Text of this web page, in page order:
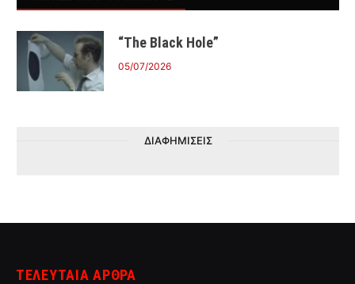
“The Black Hole”
05/07/2026
ΔΙΑΦΗΜΙΣΕΙΣ
ΤΕΛΕΥΤΑΙΑ ΑΡΘΡΑ